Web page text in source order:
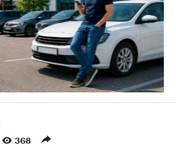
368